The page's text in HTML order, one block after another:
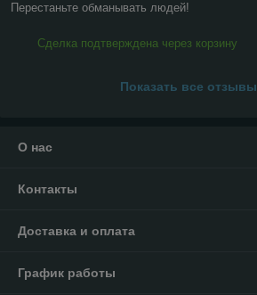
Перестаньте обманывать людей!
Сделка подтверждена через корзину
Показать все отзывы
О нас
Контакты
Доставка и оплата
График работы